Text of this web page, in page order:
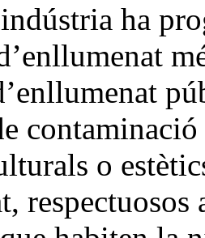
ha
o
respectuosos